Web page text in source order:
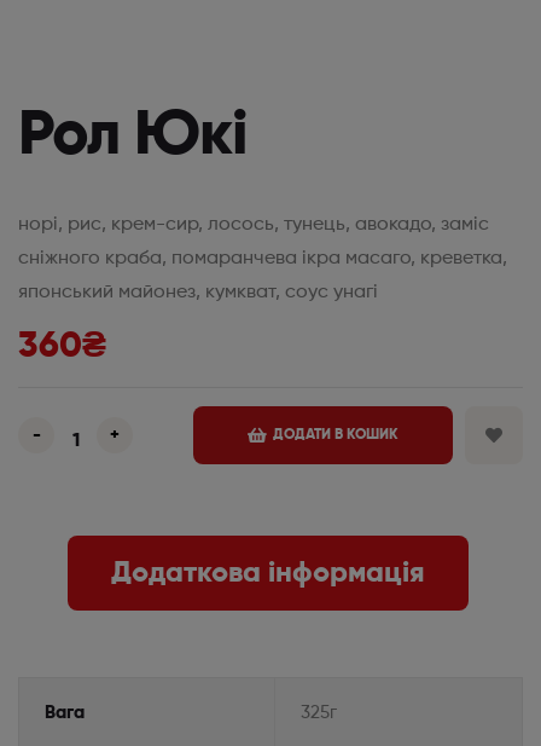
Рол Юкі
норі, рис, крем-сир, лосось, тунець, авокадо, заміс
сніжного краба, помаранчева ікра масаго, креветка,
японський майонез, кумкват, соус унагі
360₴
- + ДОДАТИ В КОШИК
Додаткова інформація
Вага 325г